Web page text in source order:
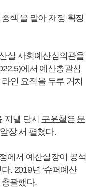
책’을 맡아 재정 확장
실 사회예산심의관을
에서 예산총괄심
인 요직을 두루 거치
낼 당시 구윤철은 문
장 서 펼쳤다.
에서 예산실장이 공석
. 2019년 ‘슈퍼예산
괄했다.